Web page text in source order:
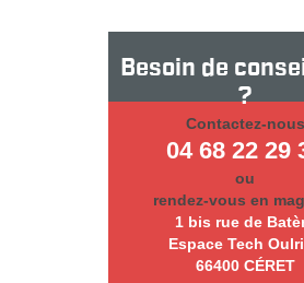
Besoin de
?
Contactez-nous
04 68 22 29
ou
rendez-vous en
1 bis rue de
Espace Tech
66400 CÉRET